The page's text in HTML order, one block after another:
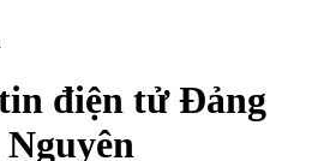
điện tử Đảng